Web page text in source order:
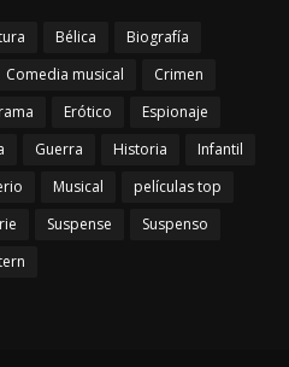
Bélica
Biografía
Comedia musical
Crimen
Erótico
Espionaje
Guerra Historia
Infantil
Musical
películas top
Suspense
Suspenso